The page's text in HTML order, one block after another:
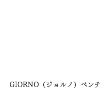
GIORNO（ジョルノ）ベンチ